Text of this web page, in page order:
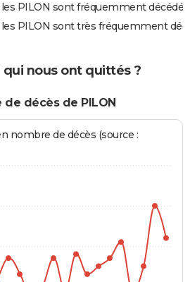
PILON sont fréquemment décédés
PILON sont très fréquemment
qui nous ont quittés ?
décès de PILON
nombre de décès (source :